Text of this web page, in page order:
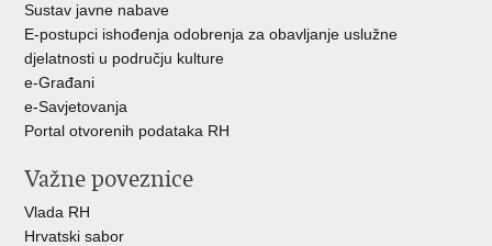
Sustav javne nabave
E-postupci ishođenja odobrenja za obavljanje uslužne
djelatnosti u području kulture
e-Građani
e-Savjetovanja
Portal otvorenih podataka RH
Važne poveznice
Vlada RH
Hrvatski sabor